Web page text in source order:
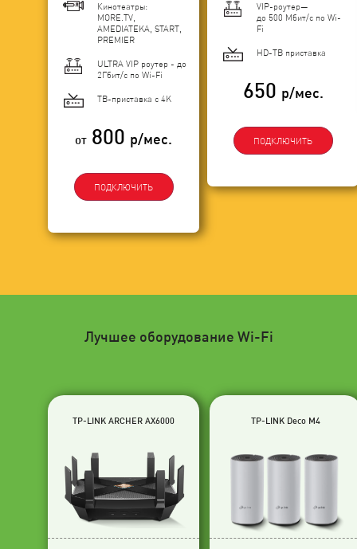
Кинотеатры:
MORE.TV,
AMEDIATEKA, START,
PREMIER
ULTRA VIP роутер - до
2Гбит/c по Wi-Fi
ТВ-приставка с 4K
от 800 р/мес.
ПОДКЛЮЧИТЬ
VIP-роутер—
до 500 Мбит/с по Wi-
Fi
HD-ТВ приставка
650 р/мес.
ПОДКЛЮЧИТЬ
Лучшее оборудование Wi-Fi
TP-LINK ARCHER AX6000 TP-LINK Deco M4